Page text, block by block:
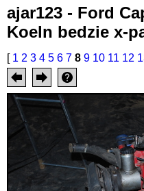
ajar123 - Ford
Koeln bedzie x-
[ 1 2 3 4 5 6 7 8 9 10 11 12